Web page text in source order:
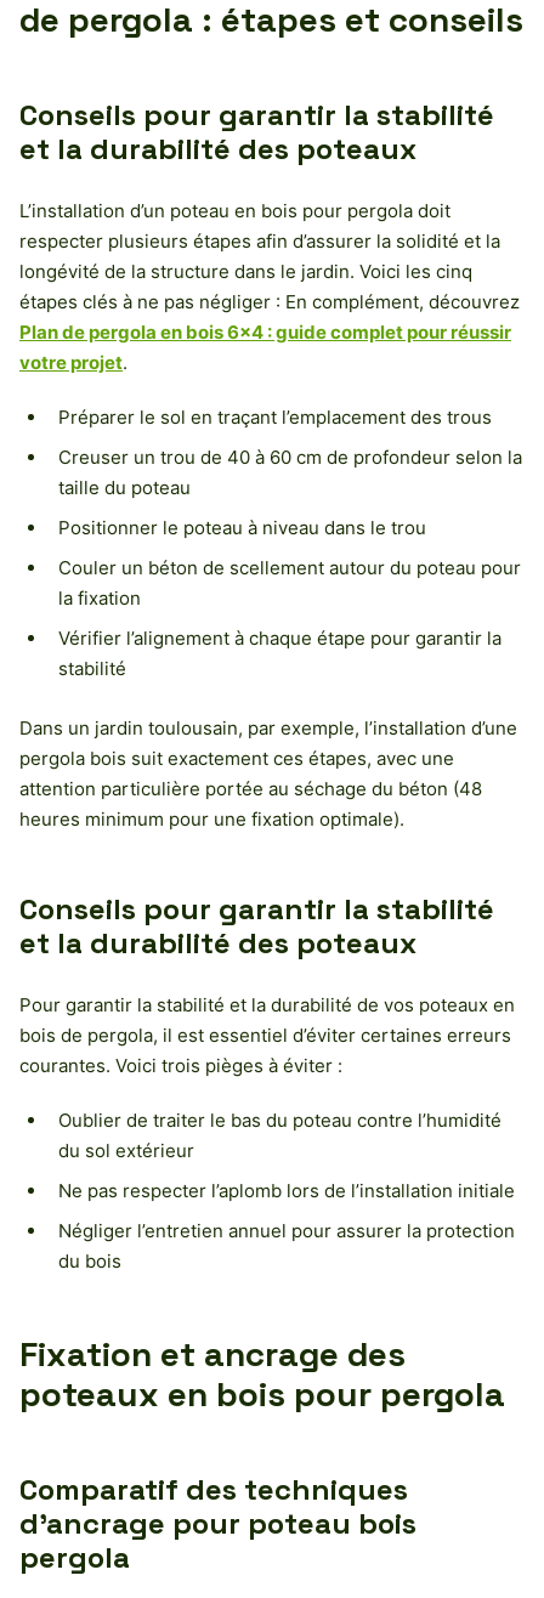
de pergola : étapes et conseils
Conseils pour garantir la stabilité
et la durabilité des poteaux
L’installation d’un poteau en bois pour pergola doit
respecter plusieurs étapes afin d’assurer la solidité et la
longévité de la structure dans le jardin. Voici les cinq
étapes clés à ne pas négliger : En complément, découvrez
Plan de pergola en bois 6×4 : guide complet pour réussir
votre projet.
Préparer le sol en traçant l’emplacement des trous
Creuser un trou de 40 à 60 cm de profondeur selon la
taille du poteau
Positionner le poteau à niveau dans le trou
Couler un béton de scellement autour du poteau pour
la fixation
Vérifier l’alignement à chaque étape pour garantir la
stabilité
Dans un jardin toulousain, par exemple, l’installation d’une
pergola bois suit exactement ces étapes, avec une
attention particulière portée au séchage du béton (48
heures minimum pour une fixation optimale).
Conseils pour garantir la stabilité
et la durabilité des poteaux
Pour garantir la stabilité et la durabilité de vos poteaux en
bois de pergola, il est essentiel d’éviter certaines erreurs
courantes. Voici trois pièges à éviter :
Oublier de traiter le bas du poteau contre l’humidité
du sol extérieur
Ne pas respecter l’aplomb lors de l’installation initiale
Négliger l’entretien annuel pour assurer la protection
du bois
Fixation et ancrage des
poteaux en bois pour pergola
Comparatif des techniques
d’ancrage pour poteau bois
pergola